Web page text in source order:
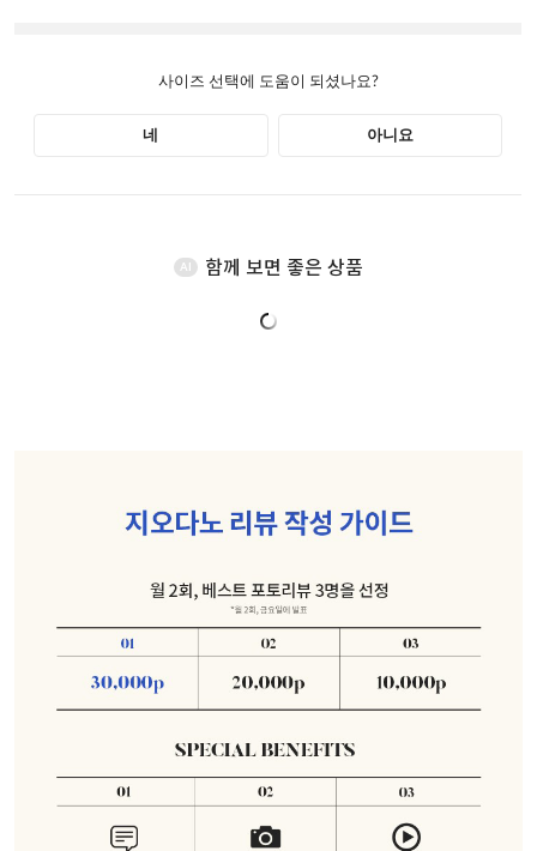
AI 함께 보면 좋은 상품